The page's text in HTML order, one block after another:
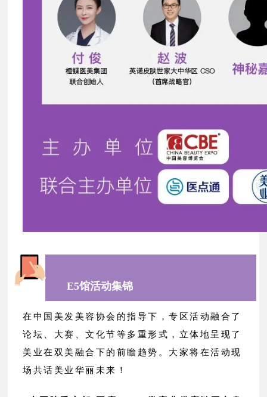
E5馆活动集锦
在中国美发美容协会的指导下，专区活动融合了
论坛、大赛、文化节等多重形式，立体地呈现了
美业在双美融合下的前瞻趋势。大家将在活动现
场共话美业华丽未来！